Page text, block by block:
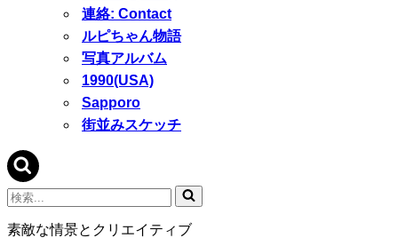
連絡: Contact
ルピちゃん物語
写真アルバム
1990(USA)
Sapporo
街並みスケッチ
検
索...
素敵な情景とクリエイティブ